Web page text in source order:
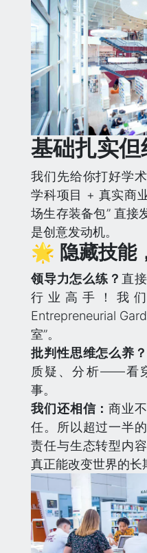
基础扎实
我们先给你打好学
学科项目 + 真实商
场生存装备包” 直接
是创意发动机。
🌟 隐藏技能
领导力怎么练？ 直
行业高手！我
Entrepreneurial
室”。
批判性思维怎么养？
质疑、分析——看
事。
我们还相信：商业
任。所以超过一半
责任与生态转型内
真正能改变世界的长